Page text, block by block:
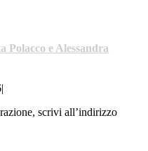
Polacco e Alessandra
scrivi all’indirizzo